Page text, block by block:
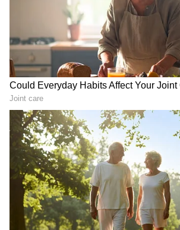
"ಸಿ ಸಿರೀಸ್‌ನೊಂದಿಗೆ, ತಂತ್ರಜ್ಞಾನ, ಶಕ್ತಿ
ಪರಿಪೂರ್ಣ ಮಿಶ್ರಣವಾಗಿರುವ
ಎಲ್ಲರಿಗೂ ಕೈಗೆಟಕುವ ದರದಲ್ಲಿ ಒದಗಿಸಲು
ಆಶಿಸುತ್ತೇವೆ. Realme C33 ಗ್ರಾಹಕರಿಗೆ
RECOMMENDED STORIES